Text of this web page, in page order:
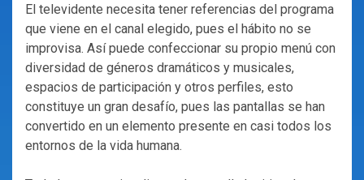
El televidente necesita tener referencias del programa
que viene en el canal elegido, pues el hábito no se
improvisa. Así puede confeccionar su propio menú con
diversidad de géneros dramáticos y musicales,
espacios de participación y otros perfiles, esto
constituye un gran desafío, pues las pantallas se han
convertido en un elemento presente en casi todos los
entornos de la vida humana.